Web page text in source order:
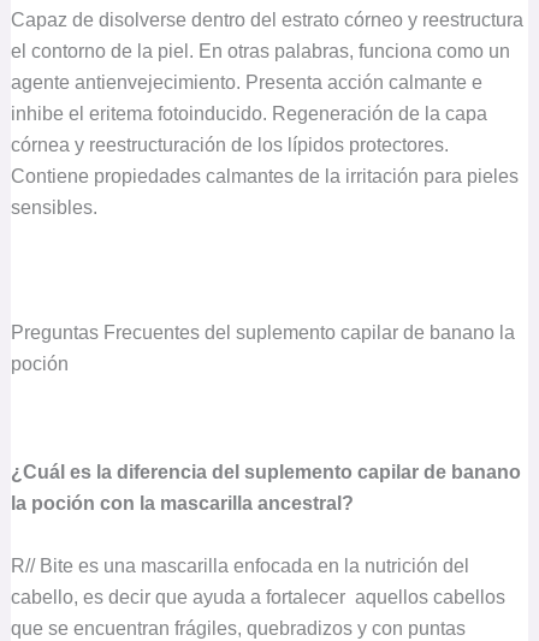
Capaz de disolverse dentro del estrato córneo y reestructura
el contorno de la piel. En otras palabras, funciona como un
agente antienvejecimiento. Presenta acción calmante e
inhibe el eritema fotoinducido. Regeneración de la capa
córnea y reestructuración de los lípidos protectores.
Contiene propiedades calmantes de la irritación para pieles
sensibles.
Preguntas Frecuentes del suplemento capilar de banano la
poción
¿Cuál es la diferencia del suplemento capilar de banano
la poción con la mascarilla ancestral?
R// Bite es una mascarilla enfocada en la nutrición del
cabello, es decir que ayuda a fortalecer aquellos cabellos
que se encuentran frágiles, quebradizos y con puntas